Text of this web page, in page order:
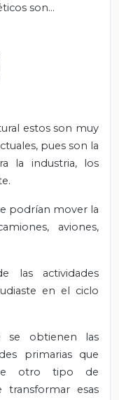
son…
estos son muy
pues son la
la industria, los
podrían mover la
aviones,
las actividades
en el ciclo
se obtienen las
primarias que
otro tipo de
transformar esas